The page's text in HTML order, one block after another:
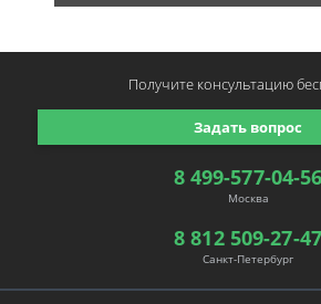
8 499-577-04-56
Москва
8 812 509-27-47
Санкт-Петербург
Задать вопрос
Получите консультацию